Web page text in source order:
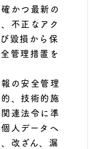
かつ最新の
不正なアク
毀損から保
管理措置を
の安全管理
、技術的施
連法令に準
人データへ
改ざん、漏